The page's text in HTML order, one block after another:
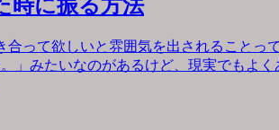
時に振る方法
って欲しいと雰囲気を出されることっ
」みたいなのがあるけど、現実でもよ